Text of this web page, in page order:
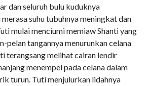
dan seluruh bulu kuduknya
suhu tubuhnya meningkat dan
mulai menciumi memiaw Shanti yang
pelan tangannya menurunkan celana
terangsang melihat cairan lendir
menempel pada celana dalam
turun. Tuti menjulurkan lidahnya